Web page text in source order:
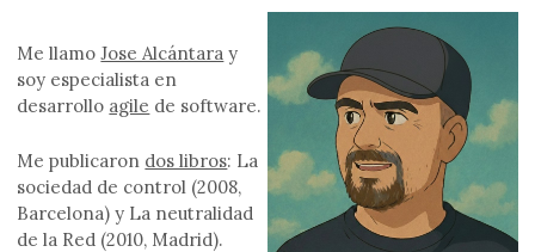
Me llamoJose Alcántara y
soy especialista en
desarrollo agile de software.
Me publicaron dos libros: La
sociedad de control (2008,
Barcelona) y La neutralidad
de la Red (2010, Madrid).